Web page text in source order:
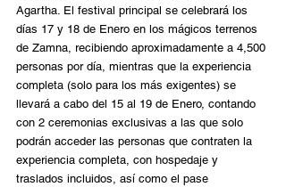
Agartha. El festival principal se celebrará los
días 17 y 18 de Enero en los mágicos terrenos
de Zamna, recibiendo aproximadamente a 4,500
personas por día, mientras que la experiencia
completa (solo para los más exigentes) se
llevará a cabo del 15 al 19 de Enero, contando
con 2 ceremonias exclusivas a las que solo
podrán acceder las personas que contraten la
experiencia completa, con hospedaje y
traslados incluidos, así como el pase